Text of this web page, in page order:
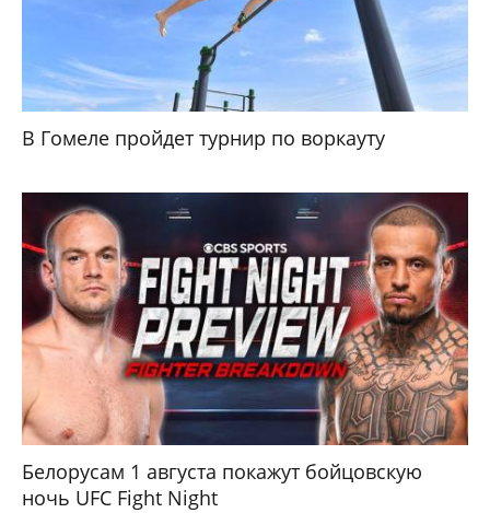
В Гомеле пройдет турнир по воркауту
Белорусам 1 августа покажут бойцовскую
ночь UFC Fight Night